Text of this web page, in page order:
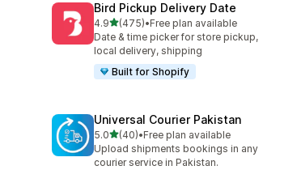
Bird Pickup Delivery Date
4.95つ星中
(475)
合計レビュー数：475件
•Free plan available
Date & time picker for store pickup,
local delivery, shipping
Built for Shopify
Universal Courier Pakistan
5.05つ星中
(40)
合計レビュー数：40件
•Free plan available
Upload shipments bookings in any
courier service in Pakistan.